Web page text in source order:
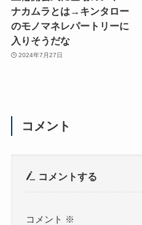
ナカムラとは→キンタロー
のモノマネレパートリーに
入りそうだな
2024年7月27日
コメント
コメントする
コメント ※